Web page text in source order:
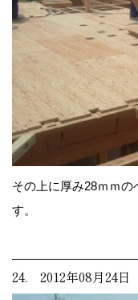
その上に厚み28ｍｍ
す。
24. 2012年08月24日